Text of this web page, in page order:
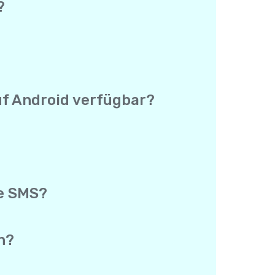
Android verfügbar?
das Android Testing
mehrere Kontakte einlädst.